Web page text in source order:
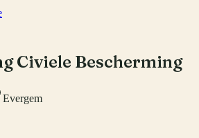
Civiele Bescherming
Evergem